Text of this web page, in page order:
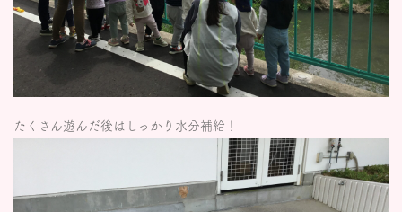
たくさん遊んだ後はしっかり水分補給！